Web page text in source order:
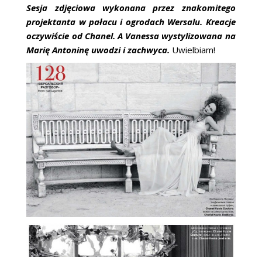
Sesja zdjęciowa wykonana przez znakomitego
projektanta w pałacu i ogrodach Wersalu. Kreacje
oczywiście od Chanel. A Vanessa wystylizowana na
Marię Antoninę uwodzi i zachwyca. Uwielbiam!